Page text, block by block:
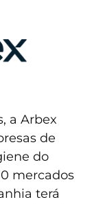
a Arbex
de
do
mercados
terá